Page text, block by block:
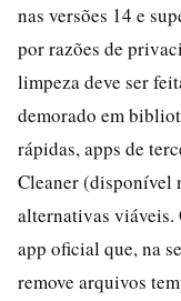
nas versões 14 e
por razões de
limpeza deve ser
demorado em
rápidas, apps de
Cleaner (disponível
alternativas viáveis.
app oficial que, na
remove arquivos